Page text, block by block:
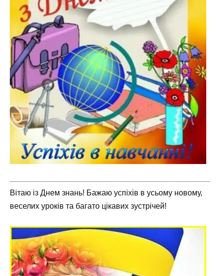
Вітаю із Днем знань! Бажаю успіхів в усьому новому,
веселих уроків та багато цікавих зустрічей!